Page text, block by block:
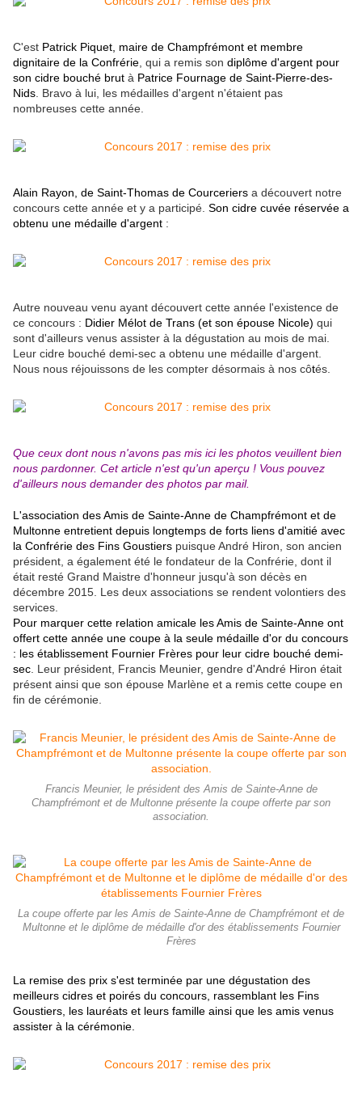
C'est Patrick Piquet, maire de Champfrémont et membre
dignitaire de la Confrérie , qui a remis son diplôme d'argent pour
son cidre bouché brut à Patrice Fournage de Saint-Pierre-des-
Nids . Bravo à lui, les médailles d'argent n'étaient pas
nombreuses cette année.
Alain Rayon, de Saint-Thomas de Courceriers a découvert notre
concours cette année et y a participé. Son cidre cuvée réservée a
obtenu une médaille d'argent :
Autre nouveau venu ayant découvert cette année l'existence de
ce concours : Didier Mélot de Trans (et son épouse Nicole) qui
sont d'ailleurs venus assister à la dégustation au mois de mai.
Leur cidre bouché demi-sec a obtenu une médaille d'argent.
Nous nous réjouissons de les compter désormais à nos côtés.
Que ceux dont nous n'avons pas mis ici les photos veuillent bien
nous pardonner. Cet article n'est qu'un aperçu ! Vous pouvez
d'ailleurs nous demander des photos par mail.
L'association des Amis de Sainte-Anne de Champfrémont et de
Multonne entretient depuis longtemps de forts liens d'amitié avec
la Confrérie des Fins Goustiers puisque André Hiron, son ancien
président, a également été le fondateur de la Confrérie, dont il
était resté Grand Maistre d'honneur jusqu'à son décès en
décembre 2015. Les deux associations se rendent volontiers des
services.
Pour marquer cette relation amicale les Amis de Sainte-Anne ont
offert cette année une coupe à la seule médaille d'or du concours
: les établissement Fournier Frères pour leur cidre bouché demi-
sec . Leur président, Francis Meunier, gendre d'André Hiron était
présent ainsi que son épouse Marlène et a remis cette coupe en
fin de cérémonie.
Francis Meunier, le président des Amis de Sainte-Anne de
Champfrémont et de Multonne présente la coupe offerte par son
association.
La coupe offerte par les Amis de Sainte-Anne de Champfrémont et de
Multonne et le diplôme de médaille d'or des établissements Fournier
Frères
La remise des prix s'est terminée par une dégustation des
meilleurs cidres et poirés du concours, rassemblant les Fins
Goustiers, les lauréats et leurs famille ainsi que les amis venus
assister à la cérémonie.